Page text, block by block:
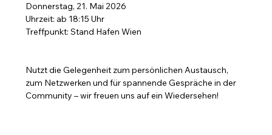
Donnerstag, 21. Mai 2026
Uhrzeit: ab 18:15 Uhr
Treffpunkt: Stand Hafen Wien
Nutzt die Gelegenheit zum persönlichen Austausch,
zum Netzwerken und für spannende Gespräche in der
Community – wir freuen uns auf ein Wiedersehen!